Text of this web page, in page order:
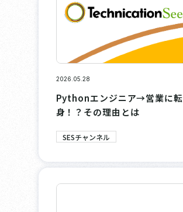
2026.05.28
Pythonエンジニア→営業に転
身！？その理由とは
SESチャンネル